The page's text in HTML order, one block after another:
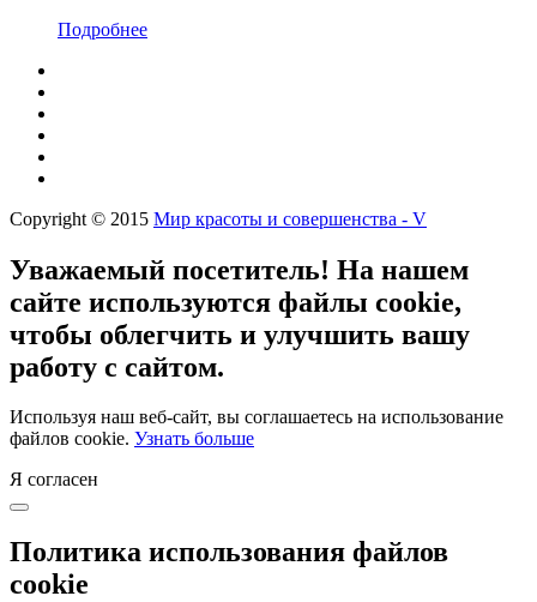
Подробнее
Copyright © 2015 Мир красоты и совершенства - V
Уважаемый посетитель! На нашем
сайте используются файлы cookie,
чтобы облегчить и улучшить вашу
работу с сайтом.
Используя наш веб-сайт, вы соглашаетесь на использование
файлов cookie. Узнать больше
Я согласен
Политика использования файлов
cookie